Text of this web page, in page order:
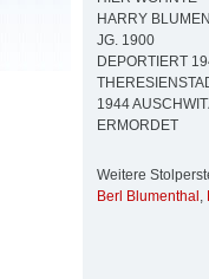
HARRY
JG. 1900
DEPORTIERT
1944
ERMORDET
Weitere
Berl Blumenthal ,